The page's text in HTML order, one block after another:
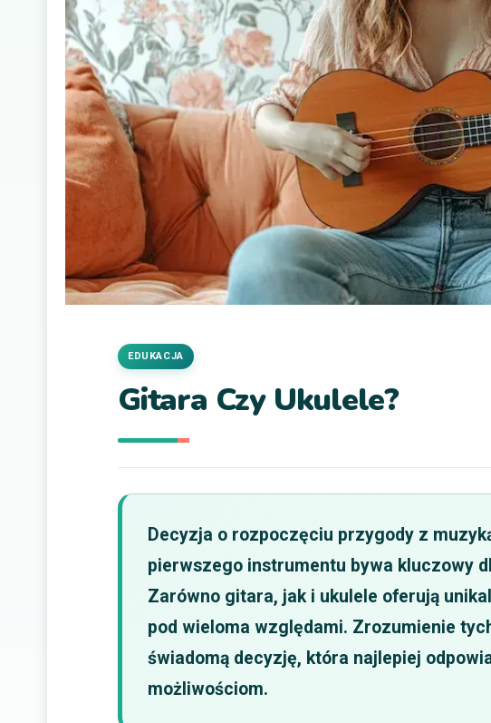
Gitara Czy Ukulele?
EDUKACJA
Decyzja o rozpoczęciu przygody z
pierwszego instrumentu bywa kluczowy
Zarówno gitara, jak i ukulele oferują
pod wieloma względami. Zrozumienie
świadomą decyzję, która najlepiej
możliwościom.